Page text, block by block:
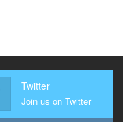
Twitter
Join us on Twitter